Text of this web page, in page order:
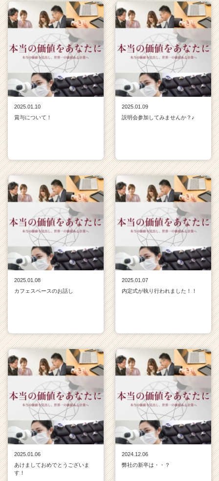
2025.01.10
賞与について！
2025.01.09
説明会参加してみませんか？♪
2025.01.08
カフェスペースのお話し
2025.01.07
内定式が執り行われました！！
2025.01.06
あけましておめでとうございま
す！
2024.12.06
弊社の新卒は・・？